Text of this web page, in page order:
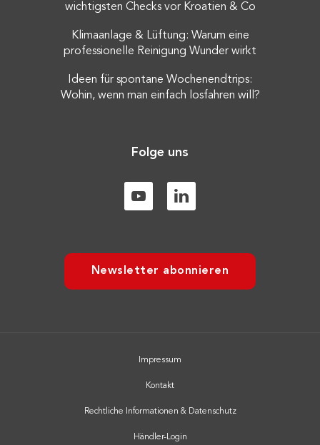
wichtigsten Checks vor Kroatien & Co
Klimaanlage & Lüftung: Warum eine
professionelle Reinigung Wunder wirkt
Ideen für spontane Wochenendtrips:
Wohin, wenn man einfach losfahren will?
Folge uns
Newsletter abonnieren
Impressum
Kontakt
Rechtliche Informationen & Datenschutz
Händler-Login